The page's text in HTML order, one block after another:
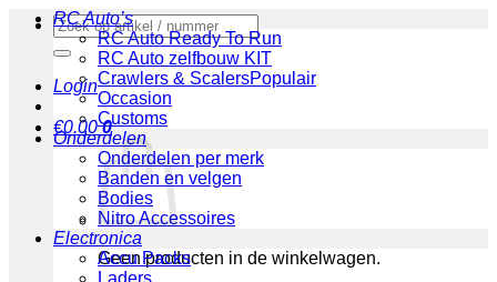
Zoeken
naar:
Login
€0.00 0
Geen producten in de winkelwagen.
RC Auto’s
RC Auto Ready To Run
RC Auto zelfbouw KIT
Crawlers & Scalers
Occasion
Customs
Onderdelen
Onderdelen per merk
Banden en velgen
Bodies
Nitro Accessoires
Electronica
Accu Packs
Laders